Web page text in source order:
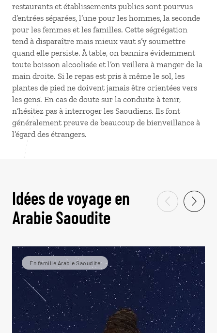
restaurants et établissements publics sont pourvus
d’entrées séparées, l’une pour les hommes, la seconde
pour les femmes et les familles. Cette ségrégation
tend à disparaître mais mieux vaut s’y soumettre
quand elle persiste. À table, on bannira évidemment
toute boisson alcoolisée et l’on veillera à manger de la
main droite. Si le repas est pris à même le sol, les
plantes de pied ne doivent jamais être orientées vers
les gens. En cas de doute sur la conduite à tenir,
n’hésitez pas à interroger les Saoudiens. Ils font
généralement preuve de beaucoup de bienveillance à
l’égard des étrangers.
Idées de voyage en
Arabie Saoudite
En famille Arabie Saoudite